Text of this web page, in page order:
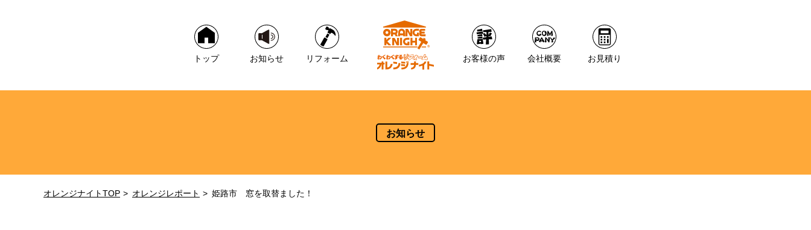
トップ お知らせ リフォーム お客様の声 会社概要 お見積り
お知らせ
オレンジナイトTOP オレンジレポート 姫路市 窓を取替ました！